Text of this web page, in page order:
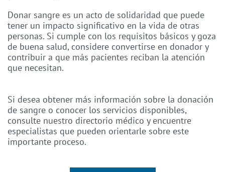
Donar sangre es un acto de solidaridad que puede
tener un impacto significativo en la vida de otras
personas. Si cumple con los requisitos básicos y goza
de buena salud, considere convertirse en donador y
contribuir a que más pacientes reciban la atención
que necesitan.
Si desea obtener más información sobre la donación
de sangre o conocer los servicios disponibles,
consulte nuestro directorio médico y encuentre
especialistas que pueden orientarle sobre este
importante proceso.